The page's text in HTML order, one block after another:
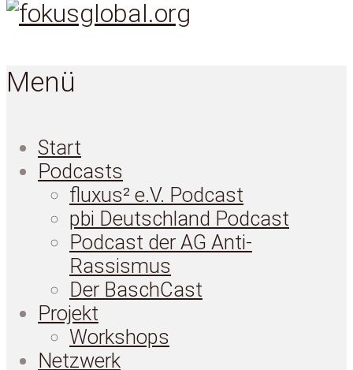
Menü
Start
Podcasts
fluxus² e.V. Podcast
pbi Deutschland Podcast
Podcast der AG Anti-
Rassismus
Der BaschCast
Projekt
Workshops
Netzwerk